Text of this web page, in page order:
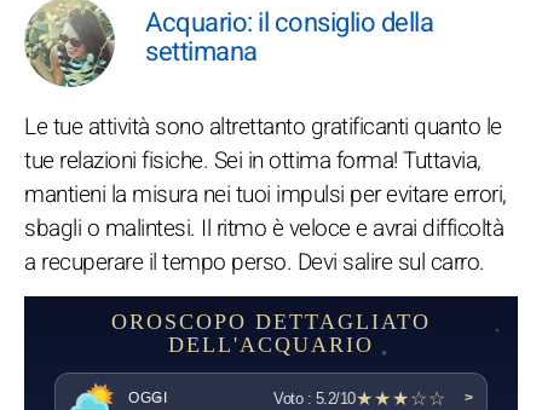
Acquario: il consiglio della
settimana
Le tue attività sono altrettanto gratificanti quanto le
tue relazioni fisiche. Sei in ottima forma! Tuttavia,
mantieni la misura nei tuoi impulsi per evitare errori,
sbagli o malintesi. Il ritmo è veloce e avrai difficoltà
a recuperare il tempo perso. Devi salire sul carro.
OROSCOPO DETTAGLIATO
DELL'ACQUARIO
OGGI Voto : 5.2/10★★★☆☆ >